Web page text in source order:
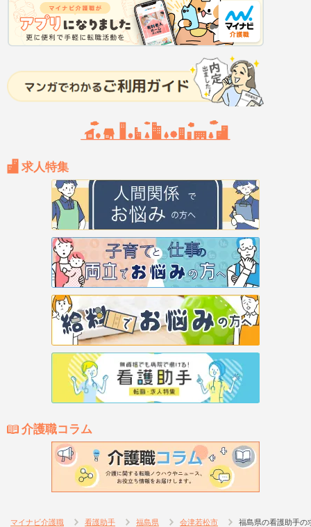
求人特集
介護職コラム
マイナビ介護職 看護助手 福島県 会津若松市 福島県の看護助手の